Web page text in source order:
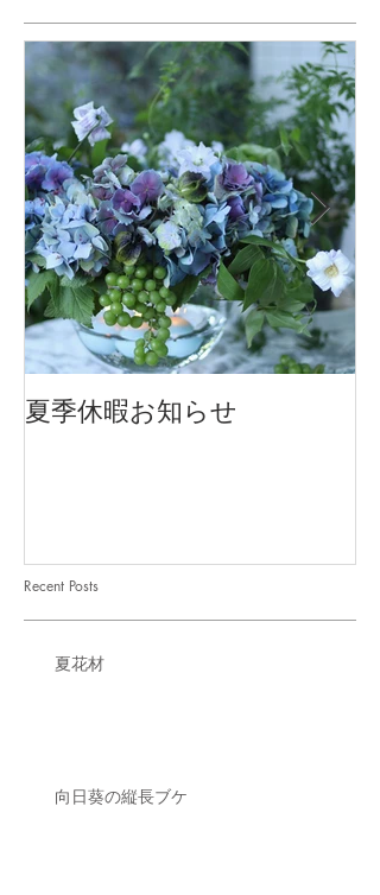
夏季休暇お知らせ
Recent Posts
夏花材
向日葵の縦長ブケ